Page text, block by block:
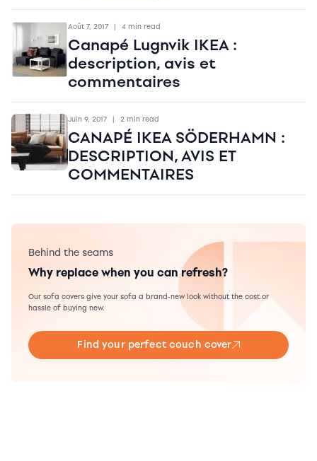
Août 7, 2017 | 4 min read
Canapé Lugnvik IKEA :
description, avis et
commentaires
Juin 9, 2017 | 2 min read
CANAPÉ IKEA SÖDERHAMN :
DESCRIPTION, AVIS ET
COMMENTAIRES
Behind the seams
Why replace when you can refresh?
Our sofa covers give your sofa a brand-new look without the cost or
hassle of buying new.
Find your perfect couch cover